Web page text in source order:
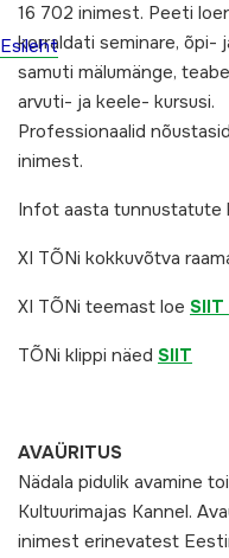
Esileht
16 702 inimest. Peeti
korraldati seminare, õpi-
samuti mälumänge,
arvuti- ja keele- kursusi.
Professionaalid
inimest.
Infot aasta tunnustatute
XI TÕNi kokkuvõtva
XI TÕNi teemast loe SIIT
TÕNi klippi näed SIIT
AVAÜRITUS
Nädala pidulik avamine
Kultuurimajas Kannel.
inimest erinevatest